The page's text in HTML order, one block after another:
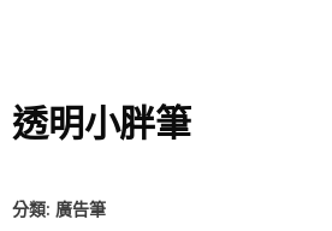
透明小胖筆
分類: 廣告筆